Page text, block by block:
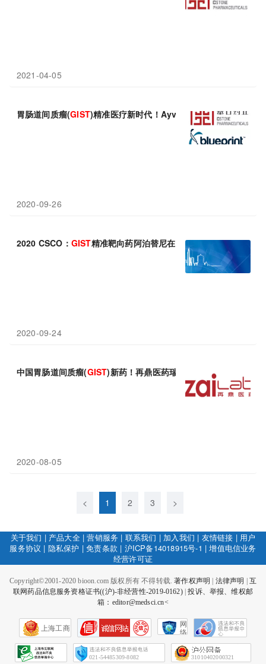
2021-04-05
胃肠道间质瘤(GIST)精准医疗新时代！Ayvakyt(阿泊替尼)欧盟获
2020-09-26
2020 CSCO： GIST精准靶向药阿泊替尼在中国人群的桥接研究初
2020-09-24
中国胃肠道间质瘤(GIST)新药！再鼎医药瑞普替尼(ripretinib)被国
2020-08-05
< 1 2 3 >
关于我们 | 产品大全|营销服务 | 联系我们 | 加入我们 | 友情链接 | 用户
服务协议 | 隐私保护 |免责条款 | 沪ICP备14018915号-1 |增值电信业务
经营许可证
Copyright©2001-2020 bioon.com 版权所有 不得转载.著作权声明 法律声明
互
联网药品信息服务资格证书((沪)-非经营性-2019-0162)|投诉、举报、维权邮
箱：editor@medsci.cn<
上海工商
网
络
会
征
021-54485309-8082 31010402000321